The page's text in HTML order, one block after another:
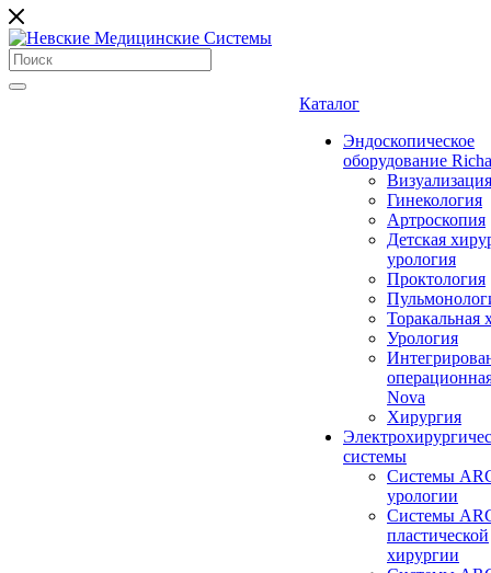
Каталог
Эндоскопическое
оборудование
Визуализация
Гинекология
Артроскопия
Детская
урология
Проктология
Торакальная
Урология
Nova
Хирургия
системы
Системы
урологии
Системы
пластической
хирургии